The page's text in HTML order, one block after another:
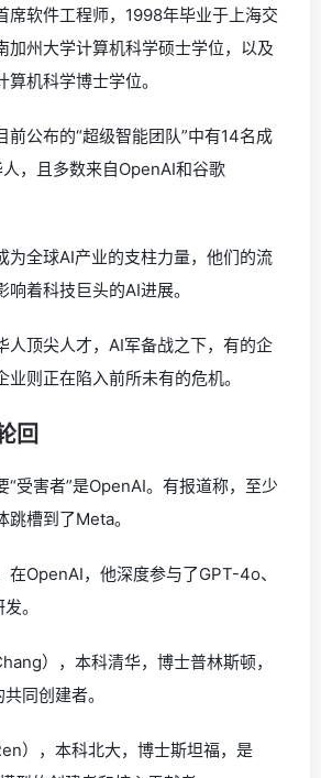
席软件工程师，1998年毕业于上海交
加州大学计算机科学硕士学位，以及
机科学博士学位。
前公布的“超级智能团队”中有14名成
，且多数来自OpenAI和谷歌
为全球AI产业的支柱力量，他们的流
着科技巨头的AI进展。
人顶尖人才，AI军备战之下，有的企
业则正在陷入前所未有的危机。
回
“受害者”是OpenAI。有报道称，至少
槽到了Meta。
在OpenAI，他深度参与了GPT-4o、
。
），本科清华，博士普林斯顿，
同创建者。
），本科北大，博士斯坦福，是